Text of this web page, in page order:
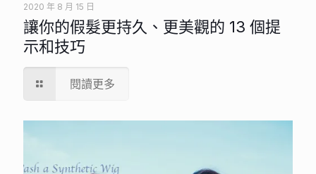
2020 年 8 月 15 日
讓你的假髮更持久、更美觀的 13 個提
示和技巧
閱讀更多